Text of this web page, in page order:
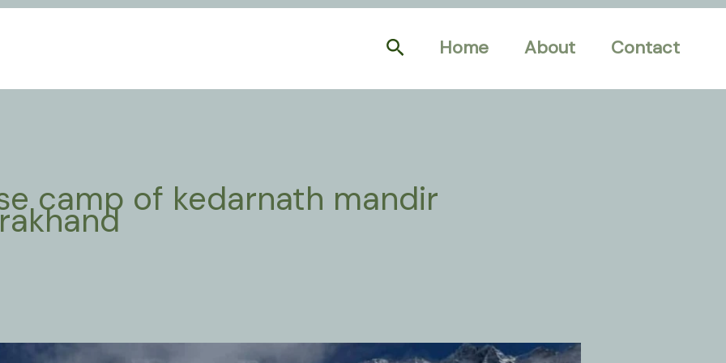
SearchHome About Contact
camp of kedarnath mandir